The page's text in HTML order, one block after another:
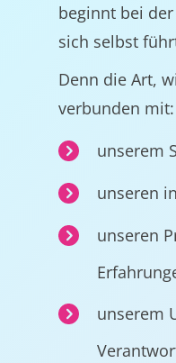
beginnt bei
sich selbst
Denn die Art,
verbunden mit:
unserem
unseren
unseren
unserem